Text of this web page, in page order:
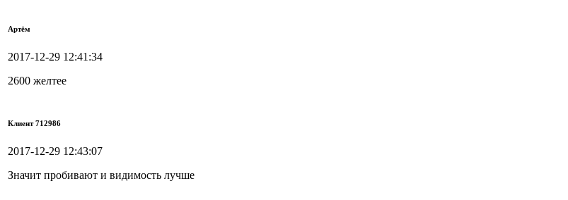
Артём
2017-12-29 12:41:34
2600 желтее
Клиент 712986
2017-12-29 12:43:07
Значит пробивают и видимость лучше